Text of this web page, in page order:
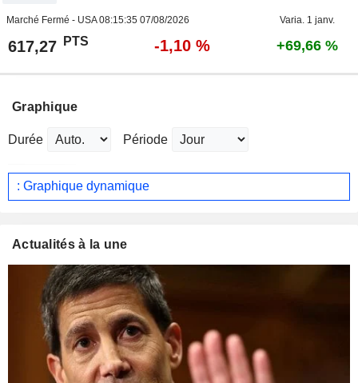
Marché Fermé - USA08:15:35 07/08/2026 Varia. 1 janv.
617,27 PTS -1,10 % +69,66 %
Graphique
Durée Période
: Graphique dynamique
Actualités à la une